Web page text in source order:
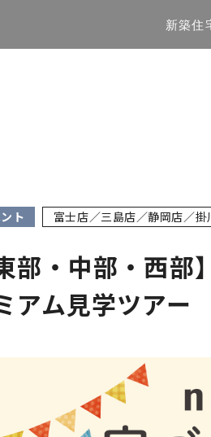
新築住
ト 富士店／三島店／静岡店／
東部・中部・西
アム見学ツアー